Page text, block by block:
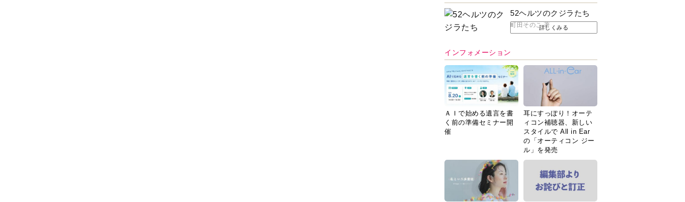
52ヘルツのクジラたち
町田そのこ 著詳しくみる
インフォメーション
ＡＩで始める遺言を書
く前の準備セミナー開
催
耳にすっぽり！オーテ
ィコン補聴器、新しい
スタイルで All in Ear
の「オーティコン ジー
ル」を発売